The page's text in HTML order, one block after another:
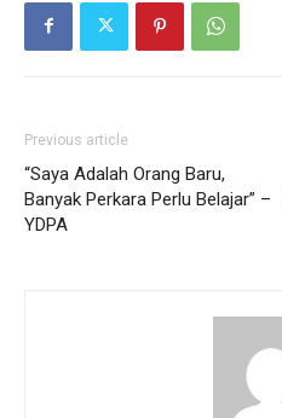
Previous article
“Saya Adalah Orang Baru,
Banyak Perkara Perlu Belajar” –
YDPA